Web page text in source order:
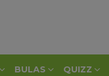
BULAS QUIZZ